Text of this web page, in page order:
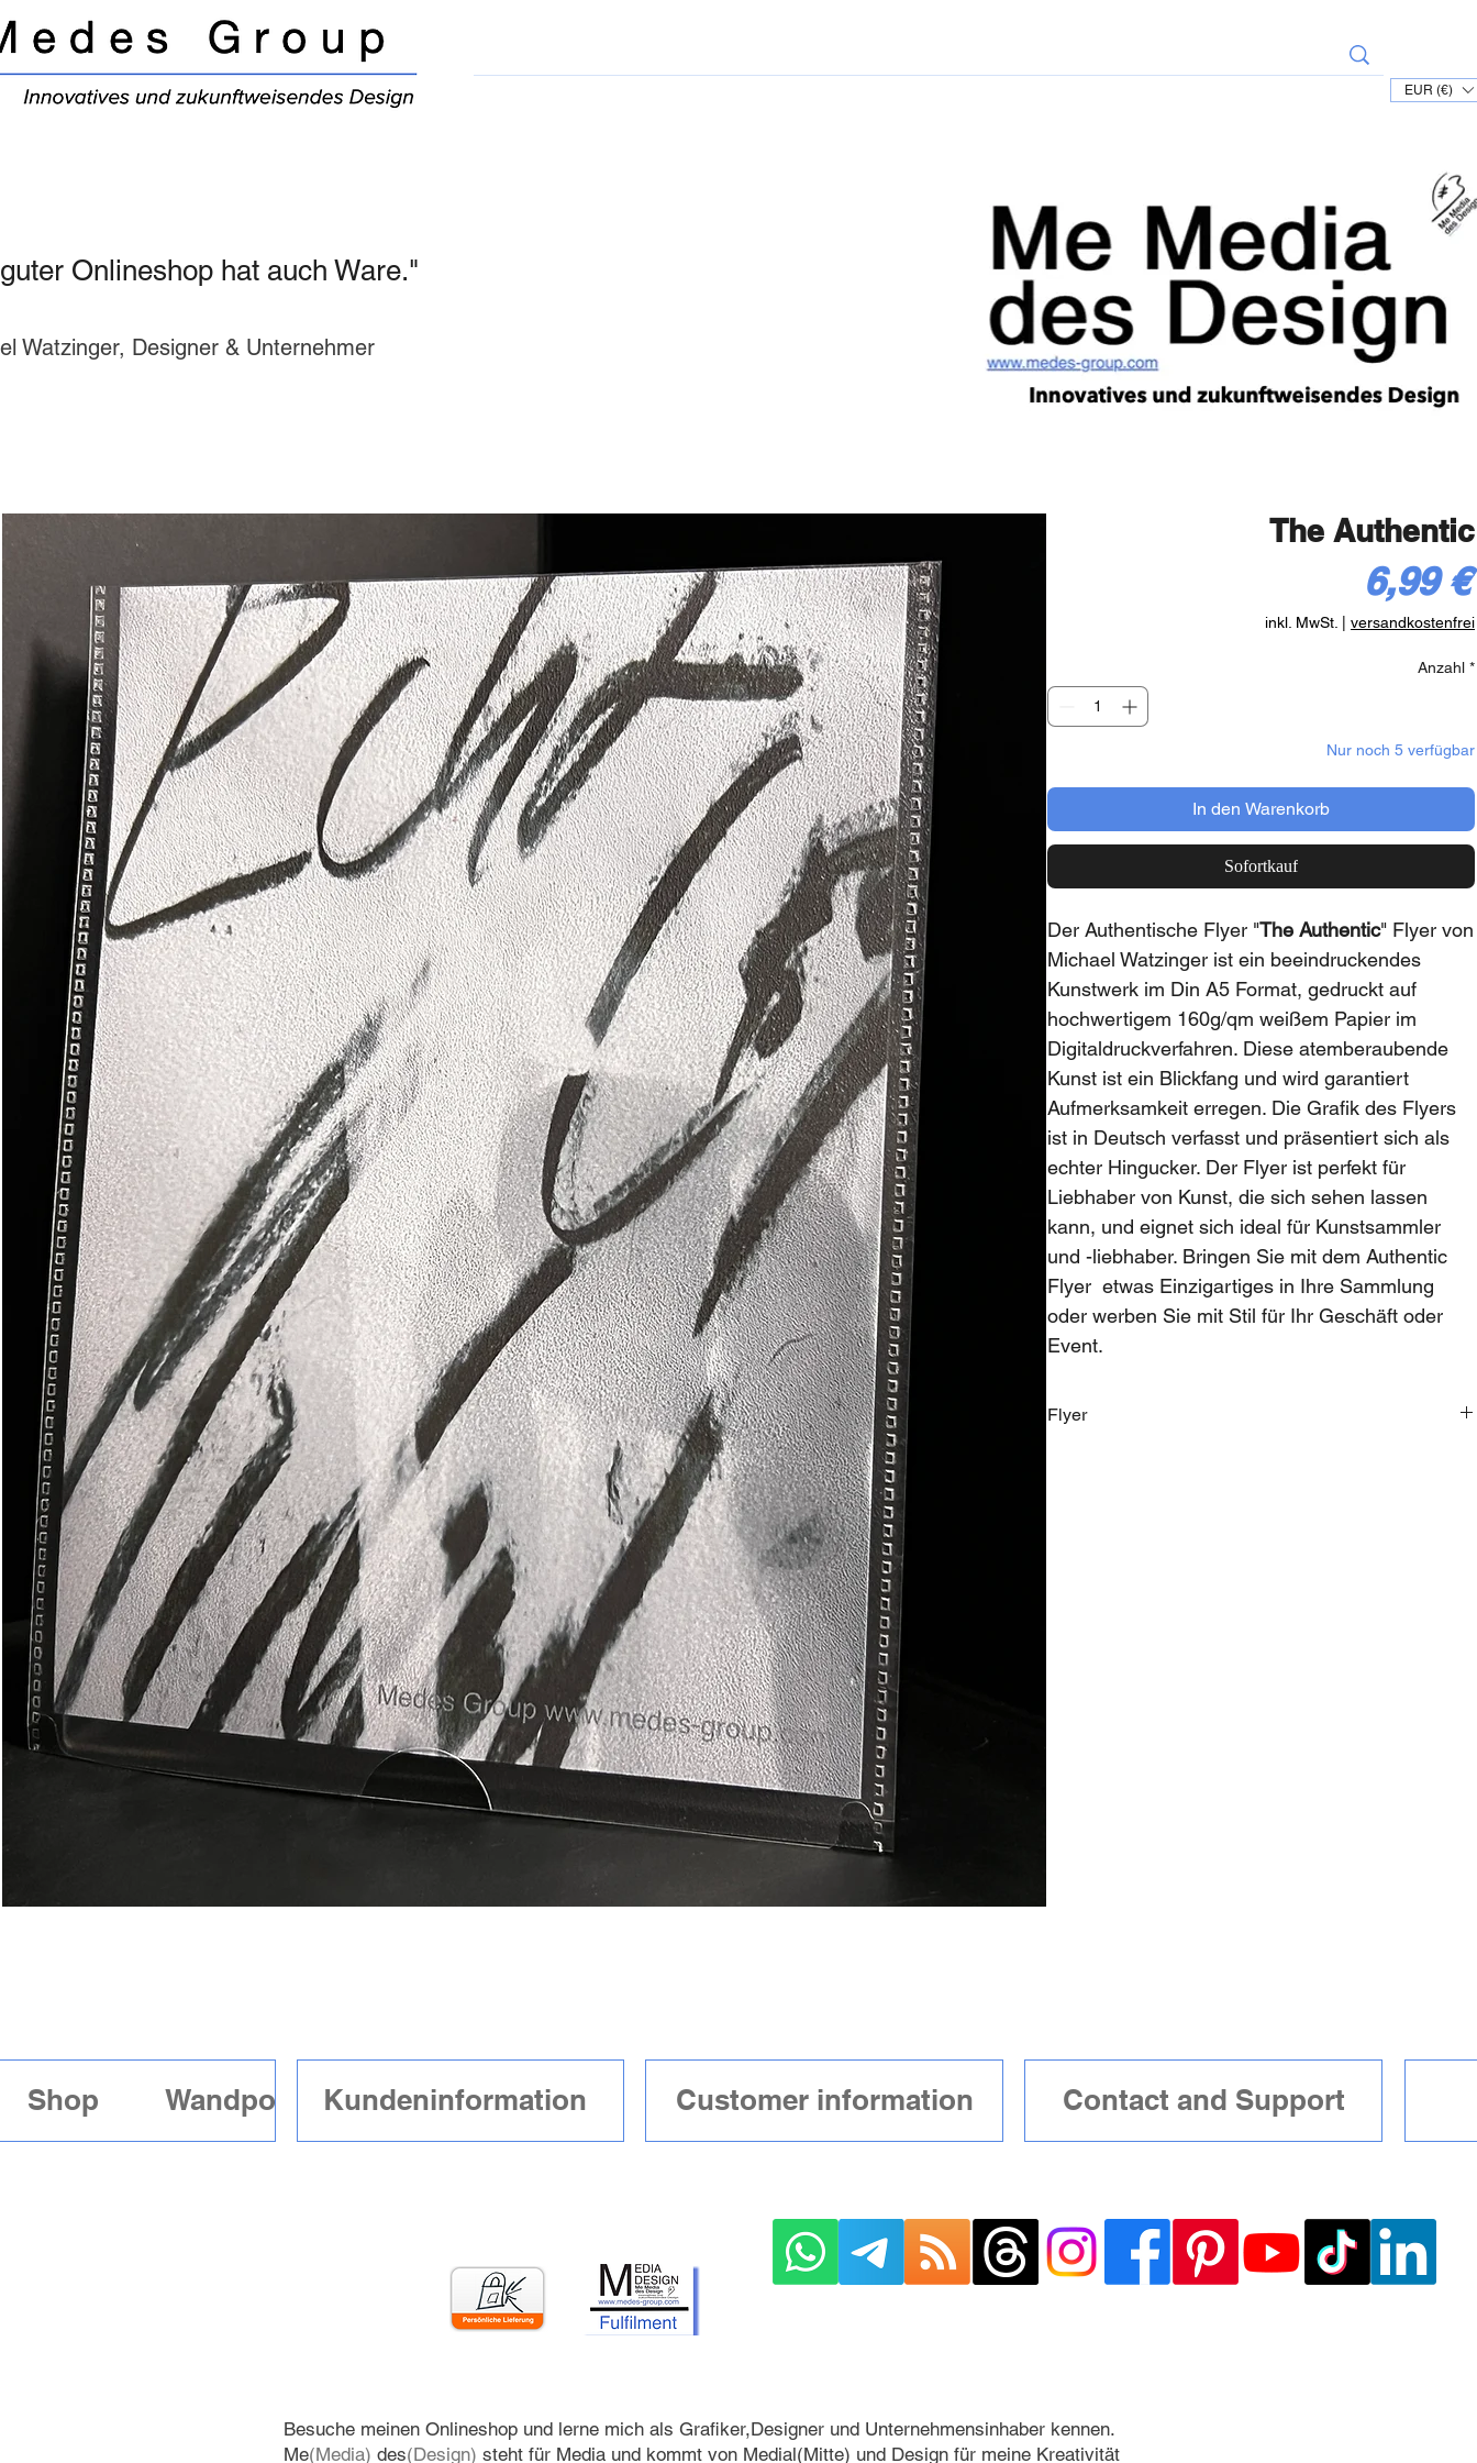
EUR (€)
Onlineshop hat auch Ware."
Watzinger, Designer & Unternehmer
The Authentic
6,99 €
inkl. MwSt. versandkostenfrei
Anzahl *
Nur noch 5 verfügbar
In den Warenkorb
Sofortkauf
Der Authentische Flyer "The Authentic" Flyer von
Michael Watzinger ist ein beeindruckendes
Kunstwerk im Din A5 Format, gedruckt auf
hochwertigem 160g/qm weißem Papier im
Digitaldruckverfahren. Diese atemberaubende
Kunst ist ein Blickfang und wird garantiert
Aufmerksamkeit erregen. Die Grafik des Flyers
ist in Deutsch verfasst und präsentiert sich als
echter Hingucker. Der Flyer ist perfekt für
Liebhaber von Kunst, die sich sehen lassen
kann, und eignet sich ideal für Kunstsammler
und -liebhaber. Bringen Sie mit dem Authentic
Flyer etwas Einzigartiges in Ihre Sammlung
oder werben Sie mit Stil für Ihr Geschäft oder
Event.
Flyer
Shop Wandposter mit Rahmen Your Support 10€
Kundeninformation Customer information Contact and Support
Besuche meinen Onlineshop und lerne mich als Grafiker,Designer und Unternehmensinhaber kennen.
Me(Media) des(Design) steht für Media und kommt von Medial(Mitte) und Design für meine Kreativität